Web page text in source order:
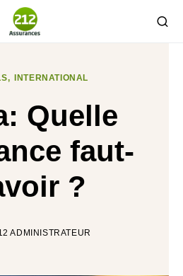
INTERNATIONAL
Quelle
faut-
?
ADMINISTRATEUR